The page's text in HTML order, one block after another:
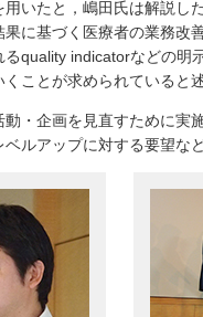
いたと，嶋田氏は解説し
に基づく医療者の業務改
quality indicatorなどの明
ことが求められていると述
・企画を見直すために実
ルアップに対する要望な